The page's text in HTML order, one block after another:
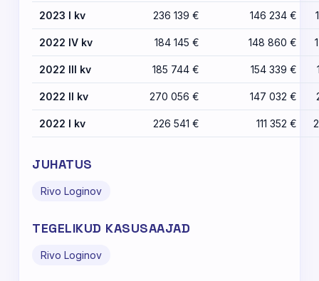
2023 I kv 236 139 € 146 234 €
2022 IV kv 184 145 € 148 860 €
2022 III kv 185 744 € 154 339 €
2022 II kv 270 056 € 147 032 €
2022 I kv 226 541 € 111 352 €
JUHATUS
Rivo Loginov
TEGELIKUD KASUSAAJAD
Rivo Loginov